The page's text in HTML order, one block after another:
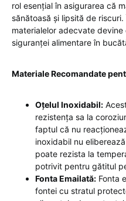
rol esențial în asigurarea că
sănătoasă și lipsită de
materialelor adecvate
siguranței alimentare în
Materiale Recomandate
Oțelul Inoxidabil:
rezistența sa la
faptul că nu
inoxidabil nu
poate rezista la
potrivit pentru gătitul
Fonta Emailată: Fonta
fontei cu stratul